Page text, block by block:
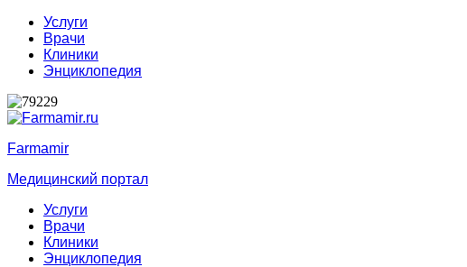
Услуги
Врачи
Клиники
Энциклопедия
Farmamir
Медицинский портал
Услуги
Врачи
Клиники
Энциклопедия